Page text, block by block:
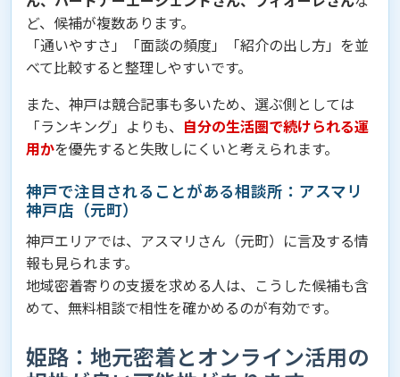
ど、候補が複数あります。
「通いやすさ」「面談の頻度」「紹介の出し方」を並
べて比較すると整理しやすいです。
また、神戸は競合記事も多いため、選ぶ側としては
「ランキング」よりも、 自分の生活圏で続けられる運
用かを優先すると失敗しにくいと考えられます。
神戸で注目されることがある相談所：アスマリ
神戸店（元町）
神戸エリアでは、アスマリさん（元町）に言及する情
報も見られます。
地域密着寄りの支援を求める人は、こうした候補も含
めて、無料相談で相性を確かめるのが有効です。
姫路：地元密着とオンライン活用の